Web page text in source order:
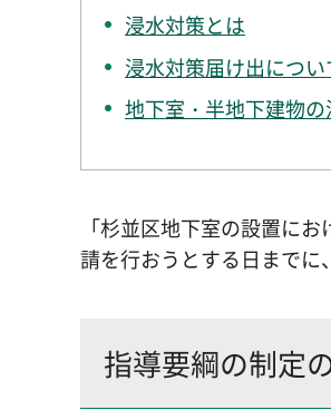
浸水対策とは
浸水対策届け出につい
地下室・半地下建物
「杉並区地下室の設置に
請を行おうとする日までに
指導要綱の制定